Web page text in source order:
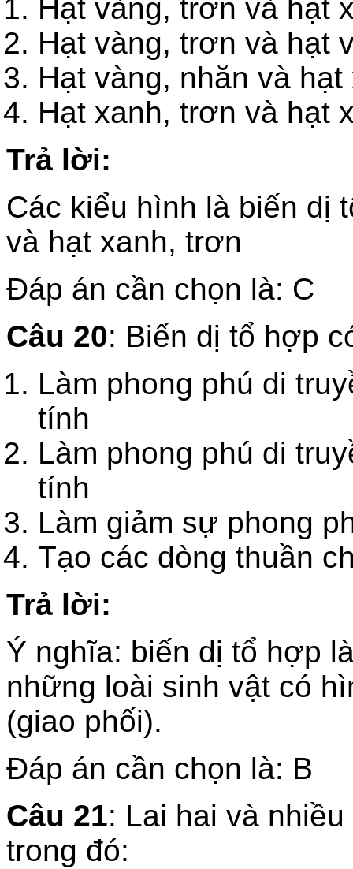
Hạt vàng, trơn và hạt
Hạt vàng, trơn và hạt
Hạt vàng, nhăn và
Hạt xanh, trơn và hạt
Trả lời:
Các kiểu hình là biến dị
và hạt xanh, trơn
Đáp án cần chọn là: C
Câu 20: Biến dị tổ hợp
Làm phong phú di
Làm phong phú di
tính
Làm giảm sự phong
Tạo các dòng thuần
Trả lời:
Ý nghĩa: biến dị tổ hợp
những loài sinh vật có
(giao phối).
Đáp án cần chọn là: B
Câu 21: Lai hai và
trong đó: